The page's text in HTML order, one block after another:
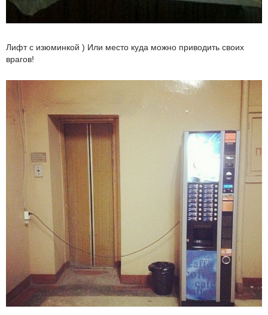
Лифт с изюминкой ) Или место куда можно приводить своих
врагов!